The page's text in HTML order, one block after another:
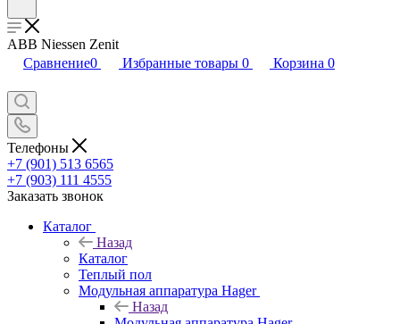
ABB Niessen Zenit
Сравнение0 Избранные товары 0 Корзина 0
Телефоны
+7 (901) 513 6565
+7 (903) 111 4555
Заказать звонок
Каталог
Назад
Каталог
Теплый пол
Модульная аппаратура Hager
Назад